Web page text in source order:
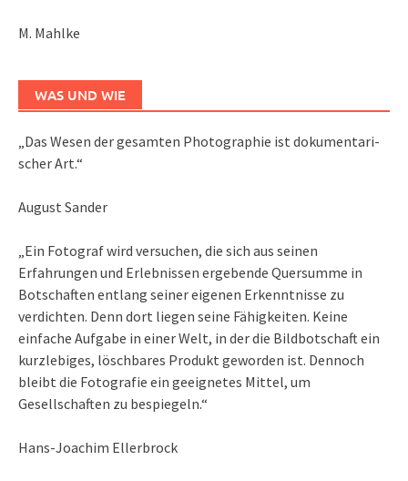
M. Mahlke
WAS UND WIE
„Das We­sen der ge­sam­ten Pho­to­gra­phie ist do­ku­men­ta­ri­
scher Art.“
August Sander
„Ein Fotograf wird versuchen, die sich aus seinen
Erfahrungen und Erlebnissen ergebende Quersumme in
Botschaften entlang seiner eigenen Erkenntnisse zu
verdichten. Denn dort liegen seine Fähigkeiten. Keine
einfache Aufgabe in einer Welt, in der die Bildbotschaft ein
kurzlebiges, löschbares Produkt geworden ist. Dennoch
bleibt die Fotografie ein geeignetes Mittel, um
Gesellschaften zu bespiegeln.“
Hans-Joachim Ellerbrock